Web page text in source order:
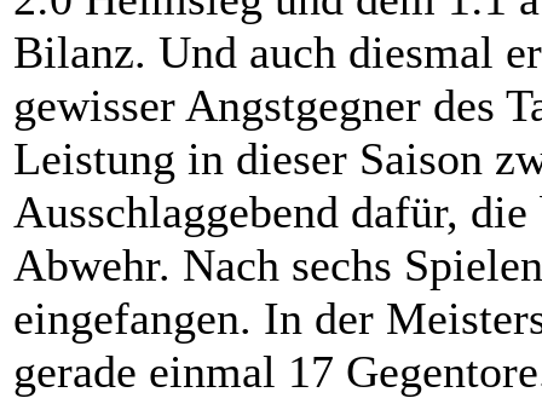
Bilanz. Und auch diesmal
gewisser Angstgegner des
Leistung in dieser Saison
Ausschlaggebend dafür,
Abwehr. Nach sechs
eingefangen. In der
gerade einmal 17